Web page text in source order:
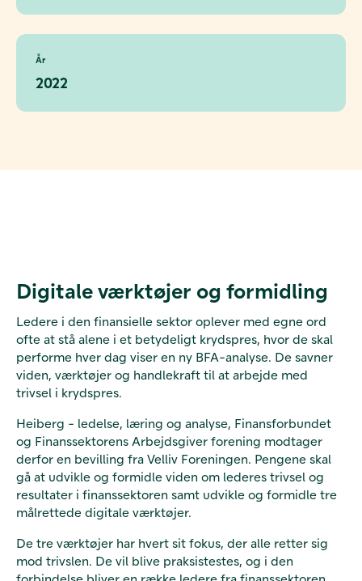
År
2022
Digitale værktøjer og formidling
Ledere i den finansielle sektor oplever med egne ord
ofte at stå alene i et betydeligt krydspres, hvor de skal
performe hver dag viser en ny BFA-analyse. De savner
viden, værktøjer og handlekraft til at arbejde med
trivsel i krydspres.
Heiberg - ledelse, læring og analyse, Finansforbundet
og Finanssektorens Arbejdsgiver forening modtager
derfor en bevilling fra Velliv Foreningen. Pengene skal
gå at udvikle og formidle viden om lederes trivsel og
resultater i finanssektoren samt udvikle og formidle tre
målrettede digitale værktøjer.
De tre værktøjer har hvert sit fokus, der alle retter sig
mod trivslen. De vil blive praksistestes, og i den